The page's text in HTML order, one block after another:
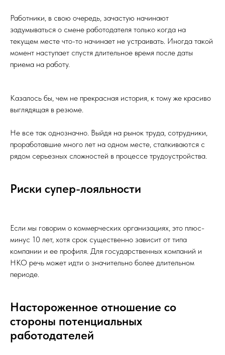
Работники, в свою очередь, зачастую начинают
задумываться о смене работодателя только когда на
текущем месте что-то начинает не устраивать. Иногда такой
момент наступает спустя длительное время после даты
приема на работу.
Казалось бы, чем не прекрасная история, к тому же красиво
выглядящая в резюме.
Не все так однозначно. Выйдя на рынок труда, сотрудники,
проработавшие много лет на одном месте, сталкиваются с
рядом серьезных сложностей в процессе трудоустройства.
Риски супер-лояльности
Если мы говорим о коммерческих организациях, это плюс-
минус 10 лет, хотя срок существенно зависит от типа
компании и ее профиля. Для государственных компаний и
НКО речь может идти о значительно более длительном
периоде.
Настороженное отношение со
стороны потенциальных
работодателей